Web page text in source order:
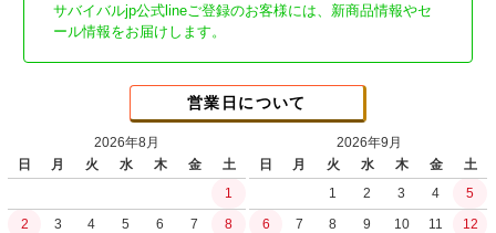
サバイバルjp公式lineご登録のお客様には、新商品情報やセ
ール情報をお届けします。
営業日について
2026年8月
日
月 火 水 木 金
土
1
2
3 4 5 6 7
8
2026年9月
日
月 火 水 木 金
土
1
2 3 4
5
6
7 8 9 10 11
12